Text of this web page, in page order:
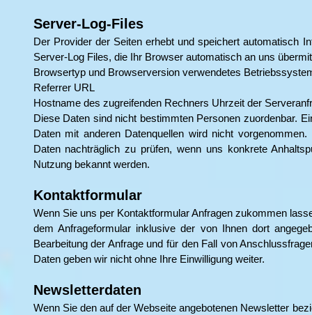
Server-Log-Files
Der Provider der Seiten erhebt und speichert automatisch
Server-Log Files, die Ihr Browser automatisch an uns
Browsertyp und Browserversion verwendetes
Referrer URL
Hostname des zugreifenden Rechners Uhrzeit der
Diese Daten sind nicht bestimmten Personen zuordenbar.
Daten mit anderen Datenquellen wird nicht
Daten nachträglich zu prüfen, wenn uns konkrete
Nutzung bekannt werden.
Kontaktformular
Wenn Sie uns per Kontaktformular Anfragen zukommen
dem Anfrageformular inklusive der von Ihnen dort
Bearbeitung der Anfrage und für den Fall von
Daten geben wir nicht ohne Ihre Einwilligung weiter.
Newsletterdaten
Wenn Sie den auf der Webseite angebotenen Newsletter